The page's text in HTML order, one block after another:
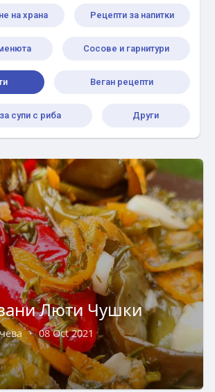
на храна Рецепти за напитки
Сосове и гарнитури
Веган рецепти
супи с риба Други
Люти Чушки
· 08 Oct 2021